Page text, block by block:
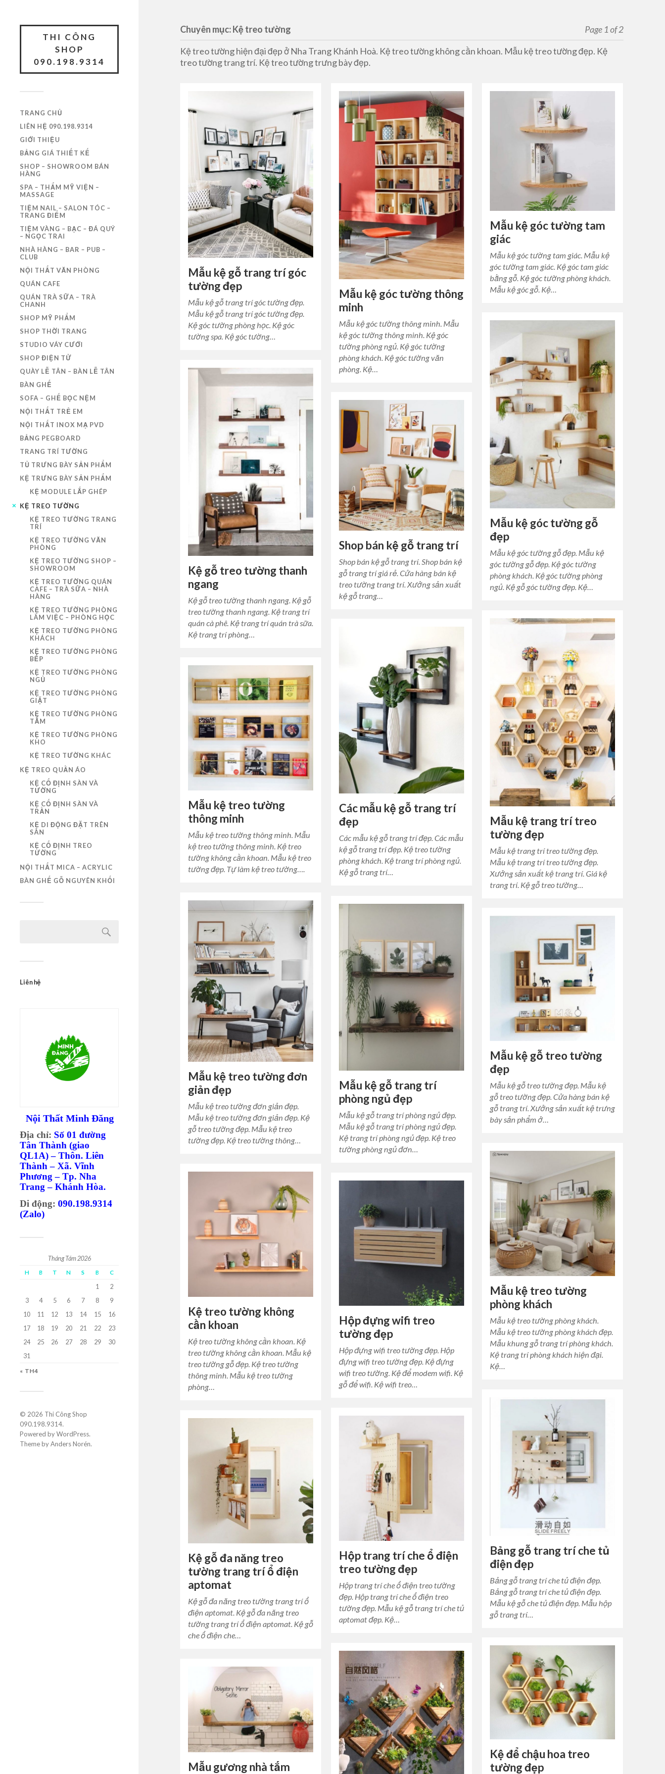
THI CÔNG
SHOP
090.198.9314
TRANG CHỦ
LIÊN HỆ 090.198.9314
GIỚI THIỆU
BẢNG GIÁ THIẾT KẾ
SHOP – SHOWROOM BÁN
HÀNG
SPA – THẨM MỸ VIỆN –
MASSAGE
TIỆM NAIL – SALON TÓC –
TRANG ĐIỂM
TIỆM VÀNG – BẠC – ĐÁ QUÝ
– NGỌC TRAI
NHÀ HÀNG – BAR – PUB –
CLUB
NỘI THẤT VĂN PHÒNG
QUÁN CAFE
QUÁN TRÀ SỮA – TRÀ
CHANH
SHOP MỸ PHẨM
SHOP THỜI TRANG
STUDIO VÁY CƯỚI
SHOP ĐIỆN TỬ
QUÀY LỄ TÂN – BÀN LỄ TÂN
BÀN GHẾ
SOFA – GHẾ BỌC NỆM
NỘI THẤT TRẺ EM
NỘI THẤT INOX MẠ PVD
BẢNG PEGBOARD
TRANG TRÍ TƯỜNG
TỦ TRƯNG BÀY SẢN PHẨM
KỆ TRƯNG BÀY SẢN PHẨM
KỆ MODULE LẮP GHÉP
KỆ TREO TƯỜNG
KỆ TREO TƯỜNG TRANG
TRÍ
KỆ TREO TƯỜNG VĂN
PHÒNG
KỆ TREO TƯỜNG SHOP –
SHOWROOM
KỆ TREO TƯỜNG QUÁN
CAFE – TRÀ SỮA – NHÀ
HÀNG
KỆ TREO TƯỜNG PHÒNG
LÀM VIỆC – PHÒNG HỌC
KỆ TREO TƯỜNG PHÒNG
KHÁCH
KỆ TREO TƯỜNG PHÒNG
BẾP
KỆ TREO TƯỜNG PHÒNG
NGỦ
KỆ TREO TƯỜNG PHÒNG
GIẶT
KỆ TREO TƯỜNG PHÒNG
TẮM
KỆ TREO TƯỜNG PHÒNG
KHO
KỆ TREO TƯỜNG KHÁC
KỆ TREO QUẦN ÁO
KỆ CỐ ĐỊNH SÀN VÀ
TƯỜNG
KỆ CỐ ĐỊNH SÀN VÀ
TRẦN
KỆ DI ĐỘNG ĐẶT TRÊN
SÀN
KỆ CỐ ĐỊNH TREO
TƯỜNG
NỘI THẤT MICA – ACRYLIC
BÀN GHẾ GỖ NGUYÊN KHỐI
Liên hệ
Nội Thất Minh Đăng
Địa chỉ: Số 01 đường
Tân Thành (giao
QL1A) – Thôn. Liên
Thành – Xã. Vĩnh
Phương – Tp. Nha
Trang – Khánh Hòa.
Di động: 090.198.9314
(Zalo)
Tháng Tám 2026
H B T N S B C
« TH4
1
2
3
4 5 6 7 8
9
10
11 12 13 14 15
16
17
18 19 20 21 22
23
24
25 26 27 28 29
30
31
© 2026 Thi Công Shop
090.198.9314.
Powered byWordPress.
Theme byAnders Norén.
Chuyên mục: Kệ treo tường
Page 1 of 2
Kệ treo tường hiện đại đẹp ở Nha Trang Khánh Hoà. Kệ treo tường không cần khoan. Mẫu kệ treo tường đẹp. Kệ
treo tường trang trí. Kệ treo tường trưng bày đẹp.
Mẫu kệ gỗ trang trí góc
tường đẹp
Mẫu kệ gỗ trang trí góc tường đẹp.
Mẫu kệ gỗ trang trí góc tường đẹp.
Kệ góc tường phòng học. Kệ góc
tường spa. Kệ góc tường…
Mẫu kệ góc tường thông
minh
Mẫu kệ góc tường thông minh. Mẫu
kệ góc tường thông minh. Kệ góc
tường phòng ngủ. Kệ góc tường
phòng khách. Kệ góc tường văn
phòng. Kệ…
Mẫu kệ góc tường tam
giác
Mẫu kệ góc tường tam giác. Mẫu kệ
góc tường tam giác. Kệ góc tam giác
bằng gỗ. Kệ góc tường phòng khách.
Mẫu kệ góc gỗ. Kệ…
Mẫu kệ góc tường gỗ
đẹp
Mẫu kệ góc tường gỗ đẹp. Mẫu kệ
góc tường gỗ đẹp. Kệ góc tường
phòng khách. Kệ góc tường phòng
ngủ. Kệ gỗ góc tường đẹp. Kệ…
Kệ gỗ treo tường thanh
ngang
Kệ gỗ treo tường thanh ngang. Kệ gỗ
treo tường thanh ngang. Kệ trang trí
quán cà phê. Kệ trang trí quán trà sữa.
Kệ trang trí phòng…
Shop bán kệ gỗ trang trí
Shop bán kệ gỗ trang trí. Shop bán kệ
gỗ trang trí giá rẻ. Cửa hàng bán kệ
treo tường trang trí. Xưởng sản xuất
kệ gỗ trang…
Mẫu kệ trang trí treo
tường đẹp
Mẫu kệ trang trí treo tường đẹp.
Mẫu kệ trang trí treo tường đẹp.
Xưởng sản xuất kệ trang trí. Giá kệ
trang trí. Kệ gỗ treo tường…
Các mẫu kệ gỗ trang trí
đẹp
Các mẫu kệ gỗ trang trí đẹp. Các mẫu
kệ gỗ trang trí đẹp. Kệ treo tường
phòng khách. Kệ trang trí phòng ngủ.
Kệ gỗ trang trí…
Mẫu kệ treo tường
thông minh
Mẫu kệ treo tường thông minh. Mẫu
kệ treo tường thông minh. Kệ treo
tường không cần khoan. Mẫu kệ treo
tường đẹp. Tự làm kệ treo tường….
Mẫu kệ treo tường đơn
giản đẹp
Mẫu kệ treo tường đơn giản đẹp.
Mẫu kệ treo tường đơn giản đẹp. Kệ
gỗ treo tường đẹp. Mẫu kệ treo
tường đẹp. Kệ treo tường thông…
Mẫu kệ gỗ trang trí
phòng ngủ đẹp
Mẫu kệ gỗ trang trí phòng ngủ đẹp.
Mẫu kệ gỗ trang trí phòng ngủ đẹp.
Kệ trang trí phòng ngủ đẹp. Kệ treo
tường phòng ngủ đơn…
Mẫu kệ gỗ treo tường
đẹp
Mẫu kệ gỗ treo tường đẹp. Mẫu kệ
gỗ treo tường đẹp. Cửa hàng bán kệ
gỗ trang trí. Xưởng sản xuất kệ trưng
bày sản phẩm ở…
Mẫu kệ treo tường
phòng khách
Mẫu kệ treo tường phòng khách.
Mẫu kệ treo tường phòng khách đẹp.
Mẫu khung gỗ trang trí phòng khách.
Kệ trang trí phòng khách hiện đại.
Kệ…
Kệ treo tường không
cần khoan
Kệ treo tường không cần khoan. Kệ
treo tường không cần khoan. Mẫu kệ
treo tường gỗ đẹp. Kệ treo tường
thông minh. Mẫu kệ treo tường
phòng…
Hộp đựng wifi treo
tường đẹp
Hộp đựng wifi treo tường đẹp. Hộp
đựng wifi treo tường đẹp. Kệ đựng
wifi treo tường. Kệ để modem wifi. Kệ
gỗ để wifi. Kệ wifi treo…
Bảng gỗ trang trí che tủ
điện đẹp
Bảng gỗ trang trí che tủ điện đẹp.
Bảng gỗ trang trí che tủ điện đẹp.
Mẫu kệ gỗ che tủ điện đẹp. Mẫu hộp
gỗ trang trí…
Hộp trang trí che ổ điện
treo tường đẹp
Hộp trang trí che ổ điện treo tường
đẹp. Hộp trang trí che ổ điện treo
tường đẹp. Mẫu kệ gỗ trang trí che tủ
aptomat đẹp. Kệ…
Kệ gỗ đa năng treo
tường trang trí ổ điện
aptomat
Kệ gỗ đa năng treo tường trang trí ổ
điện aptomat. Kệ gỗ đa năng treo
tường trang trí ổ điện aptomat. Kệ gỗ
che ổ điện che…
Kệ để chậu hoa treo
tường đẹp
Mẫu gương nhà tắm